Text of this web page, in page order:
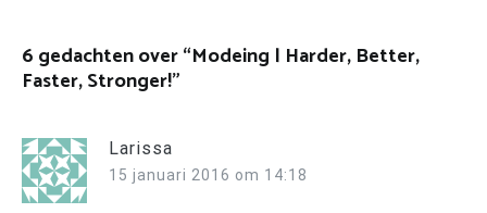
6 gedachten over “Modeing | Harder, Better,
Faster, Stronger!”
Larissa
15 januari 2016 om 14:18